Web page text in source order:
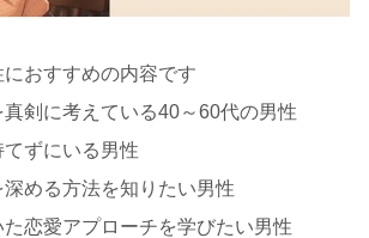
おすすめの内容です
真剣に考えている40～60代の男性
てずにいる男性
深める方法を知りたい男性
た恋愛アプローチを学びたい男性